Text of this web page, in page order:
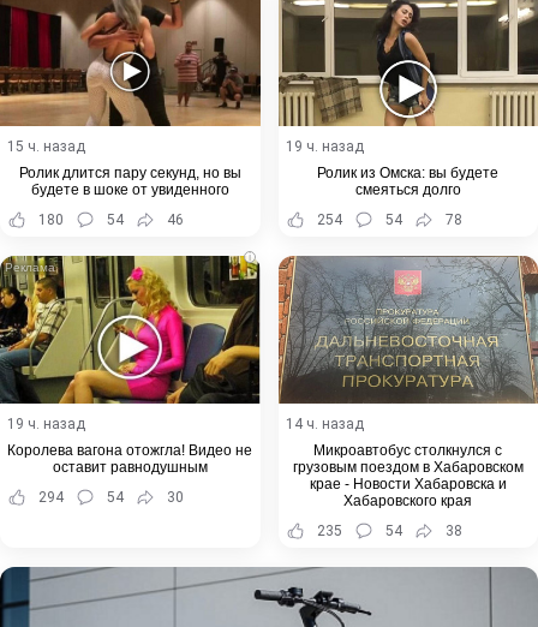
15 ч. назад
Ролик длится пару секунд, но вы
будете в шоке от увиденного
180
54 46
19 ч. назад
Ролик из Омска: вы будете
смеяться долго
254
54 78
i
19 ч. назад
Королева вагона отожгла! Видео не
оставит равнодушным
294
54 30
14 ч. назад
Микроавтобус столкнулся с
грузовым поездом в Хабаровском
крае - Новости Хабаровска и
Хабаровского края
235
54 38